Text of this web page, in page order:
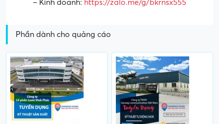
– Kinh doanh: https://zalo.me/g/bkrnsx555
Phần dành cho quảng cáo